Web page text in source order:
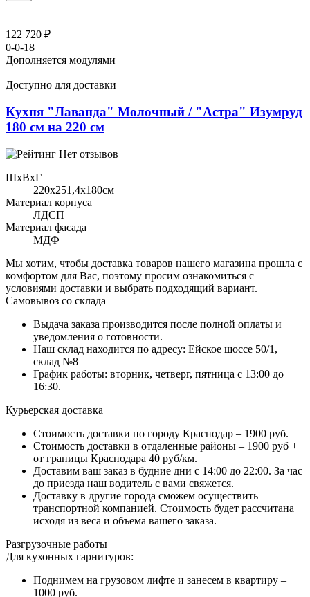
122 720 ₽
0-0-18
Дополняется модулями
Доступно для доставки
Кухня "Лаванда" Молочный / "Астра" Изумруд
180 см на 220 см
Нет отзывов
ШхВхГ
220x251,4х180см
Материал корпуса
ЛДСП
Материал фасада
МДФ
Мы хотим, чтобы доставка товаров нашего магазина прошла с
комфортом для Вас, поэтому просим ознакомиться с
условиями доставки и выбрать подходящий вариант.
Самовывоз со склада
Выдача заказа производится после полной оплаты и
уведомления о готовности.
Наш склад находится по адресу: Ейское шоссе 50/1,
склад №8
График работы: вторник, четверг, пятница с 13:00 до
16:30.
Курьерская доставка
Стоимость доставки по городу Краснодар – 1900 руб.
Стоимость доставки в отдаленные районы – 1900 руб +
от границы Краснодара 40 руб/км.
Доставим ваш заказ в будние дни с 14:00 до 22:00. За час
до приезда наш водитель с вами свяжется.
Доставку в другие города сможем осуществить
транспортной компанией. Стоимость будет рассчитана
исходя из веса и объема вашего заказа.
Разгрузочные работы
Для кухонных гарнитуров:
Поднимем на грузовом лифте и занесем в квартиру –
1000 руб.